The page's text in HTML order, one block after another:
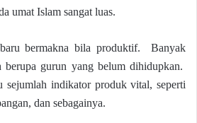
umat Islam sangat luas.
bermakna bila produktif. Banyak
gurun yang belum dihidupkan.
sejumlah indikator produk vital, seperti
dan sebagainya.